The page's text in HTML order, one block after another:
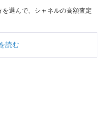
選んで、シャネルの高額査定
読む